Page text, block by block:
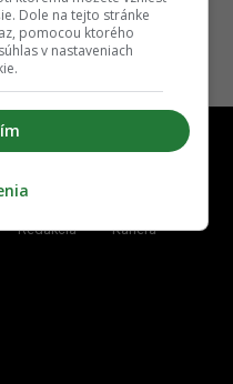
Redakcia Kariéra
Dole na tejto stránke
pomocou ktorého
v nastaveniach